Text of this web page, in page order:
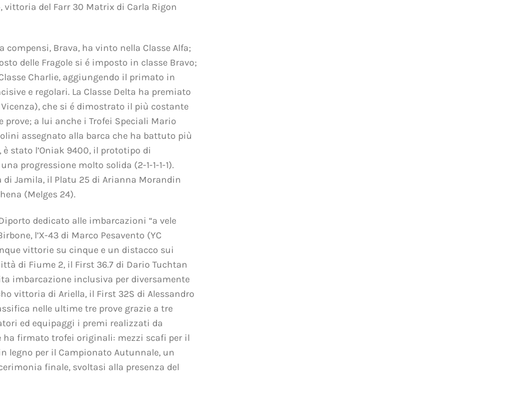
vittoria del Farr 30 Matrix di Carla Rigon
compensi, Brava, ha vinto nella Classe Alfa;
delle Fragole si é imposto in classe Bravo;
Charlie, aggiungendo il primato in
e regolari. La Classe Delta ha premiato
Vicenza), che si é dimostrato il più costante
prove; a lui anche i Trofei Speciali Mario
assegnato alla barca che ha battuto più
stato l’Oniak 9400, il prototipo di
progressione molto solida (2-1-1-1-1).
Jamila, il Platu 25 di Arianna Morandin
(Melges 24).
dedicato alle imbarcazioni “a vele
l’X-43 di Marco Pesavento (YC
vittorie su cinque e un distacco sui
di Fiume 2, il First 36.7 di Dario Tuchtan
imbarcazione inclusiva per diversamente
vittoria di Ariella, il First 32S di Alessandro
nelle ultime tre prove grazie a tre
ed equipaggi i premi realizzati da
ha firmato trofei originali: mezzi scafi per il
legno per il Campionato Autunnale, un
finale, svoltasi alla presenza del